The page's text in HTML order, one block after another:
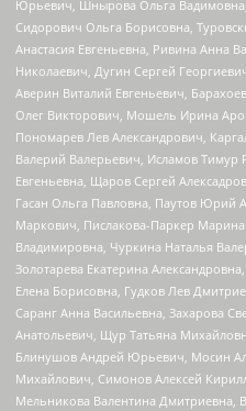
Юрьевич, Шнырова Ольга
Сидорович Ольга Борисовна,
Анастасия Евгеньевна, Ривина Анна
Николаевич, Дугин Сергей
Аверин Виталий Евгеньевич,
Олег Викторович, Мошель Ирина
Пономарев Лев Александрович,
Валерий Валерьевич, Исламов Тимур
Евгеньевна, Щаров Сергей
Гасан Ольга Павловна, Паутов Юрий
Маркович, Пислакова-Паркер Марина
Владимировна, Чуркина Наталья
Золотарева Екатерина
Елена Борисовна, Гудков Лев
Саранг Анна Васильевна, Захарова
Анатольевич, Щур Татьяна
Блинушов Андрей Юрьевич, Мосин
Михайлович, Симонов Алексей
Мельникова Валентина Дмитриевна,